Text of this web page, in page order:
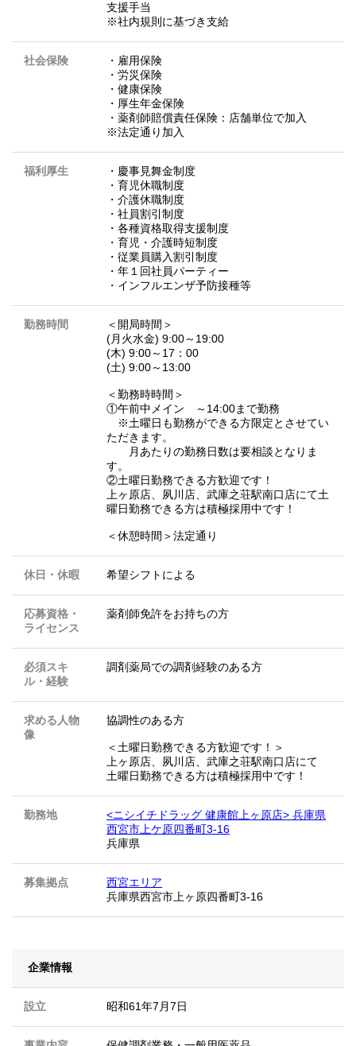
支援手当
※社内規則に基づき支給
社会保険
・雇用保険
・労災保険
・健康保険
・厚生年金保険
・薬剤師賠償責任保険：店舗単位で加入
※法定通り加入
福利厚生
・慶事見舞金制度
・育児休職制度
・介護休職制度
・社員割引制度
・各種資格取得支援制度
・育児・介護時短制度
・従業員購入割引制度
・年１回社員パーティー
・インフルエンザ予防接種等
勤務時間
＜開局時間＞
(月火水金) 9:00～19:00
(木) 9:00～17：00
(土) 9:00～13:00
＜勤務時時間＞
①午前中メイン ～14:00まで勤務
※土曜日も勤務ができる方限定とさせてい
ただきます。
月あたりの勤務日数は要相談となりま
す。
②土曜日勤務できる方歓迎です！
上ヶ原店、夙川店、武庫之荘駅南口店にて土
曜日勤務できる方は積極採用中です！
＜休憩時間＞法定通り
休日・休暇 希望シフトによる
応募資格・
ライセンス
薬剤師免許をお持ちの方
必須スキ
ル・経験
調剤薬局での調剤経験のある方
求める人物
像
協調性のある方
＜土曜日勤務できる方歓迎です！＞
上ヶ原店、夙川店、武庫之荘駅南口店にて
土曜日勤務できる方は積極採用中です！
勤務地
<ニシイチドラッグ 健康館上ヶ原店> 兵庫県
西宮市上ケ原四番町3-16
兵庫県
募集拠点
西宮エリア
兵庫県西宮市上ヶ原四番町3-16
企業情報
設立 昭和61年7月7日